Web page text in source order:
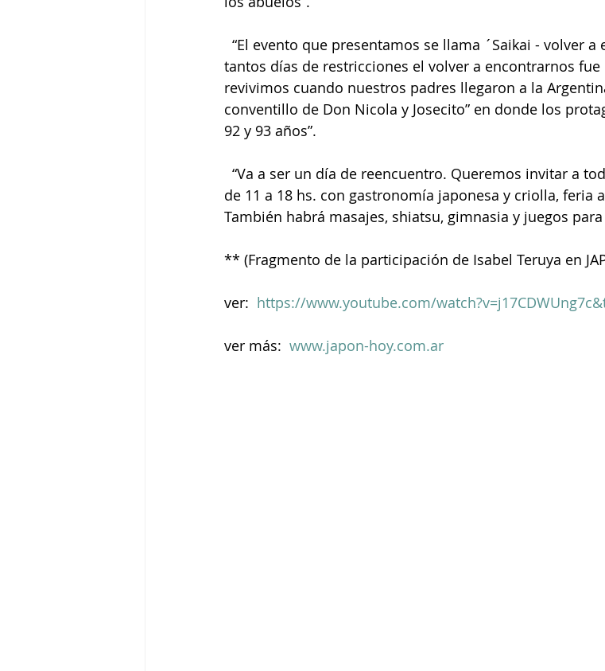
tantos días de restricciones el volver a encontrarnos
revivimos cuando nuestros padres llegaron a la
conventillo de Don Nicola y Josecito” en donde los
92 y 93 años”.
de 11 a 18 hs. con gastronomía japonesa y criolla, feria
También habrá masajes, shiatsu, gimnasia y juegos
** (Fragmento de la participación de Isabel Teruya en
ver: https://www.youtube.com/
ver más: www.japon-hoy.com.ar